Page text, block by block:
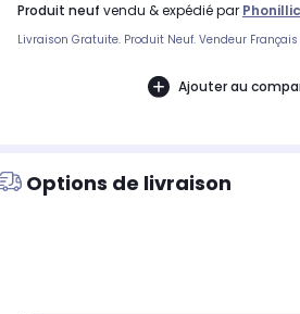
produit neuf vendu & expédié par
Livraison Gratuite. Produit Neuf. Vendeur Français
Ajouter au
Options de livraison